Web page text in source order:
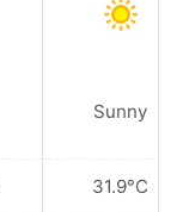
Sunny
31.9°C